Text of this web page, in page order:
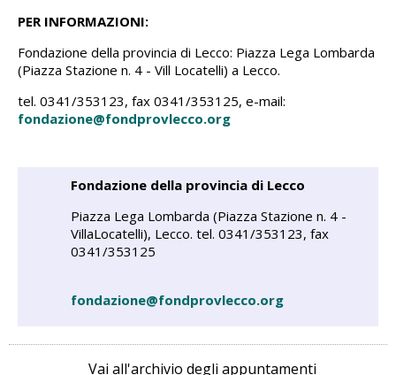
PER INFORMAZIONI:
Fondazione della provincia di Lecco: Piazza Lega Lombarda
(Piazza Stazione n. 4 - Vill Locatelli) a Lecco.
tel. 0341/353123, fax 0341/353125, e-mail:
fondazione@fondprovlecco.org
Fondazione della provincia di Lecco
Piazza Lega Lombarda (Piazza Stazione n. 4 -
VillaLocatelli), Lecco. tel. 0341/353123, fax
0341/353125
fondazione@fondprovlecco.org
Vai all'archivio degli appuntamenti